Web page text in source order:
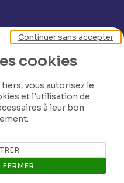
cookies
vous autorisez le
et l'utilisation de
à leur bon
Continuer sans accepter